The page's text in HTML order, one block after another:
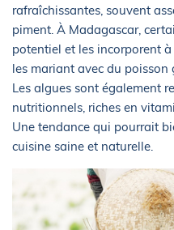
rafraîchissantes, souvent
piment. À Madagascar,
potentiel et les incorporent
les mariant avec du
Les algues sont également
nutritionnels, riches en
Une tendance qui pourrait
cuisine saine et naturelle.